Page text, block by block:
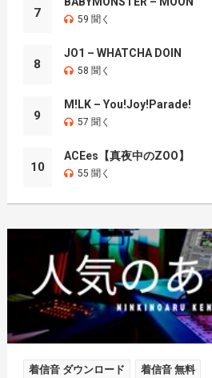
7 59 聞く
8
JO1 – WHATCHA DOIN
58 聞く
9
M!LK – You!Joy!Parade!
57 聞く
10
ACEes【真夜中のZOO】
55 聞く
着信音 ダウンロード 着信音 無料